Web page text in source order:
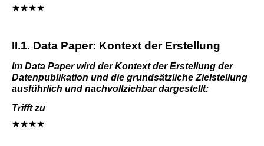
★★★★
II.1. Data Paper: Kontext der Erstellung
Im Data Paper wird der Kontext der Erstellung der
Datenpublikation und die grundsätzliche Zielstellung
ausführlich und nachvollziehbar dargestellt:
Trifft zu
★★★★